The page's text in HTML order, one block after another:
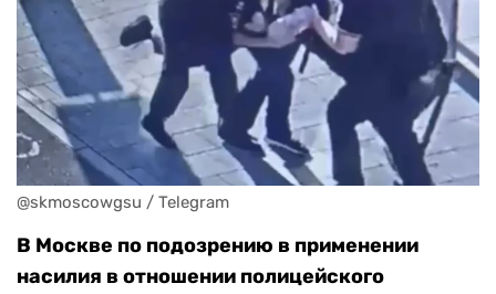
@skmoscowgsu / Telegram
В Москве по подозрению в применении
насилия в отношении полицейского